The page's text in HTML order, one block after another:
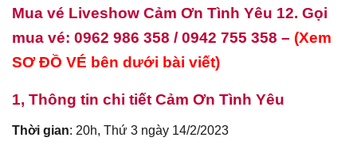
Mua vé Liveshow Cảm Ơn Tình Yêu 12. Gọi
mua vé: 0962 986 358 / 0942 755 358 – (Xem
SƠ ĐỒ VÉ bên dưới bài viết)
1, Thông tin chi tiết Cảm Ơn Tình Yêu
Thời gian: 20h, Thứ 3 ngày 14/2/2023